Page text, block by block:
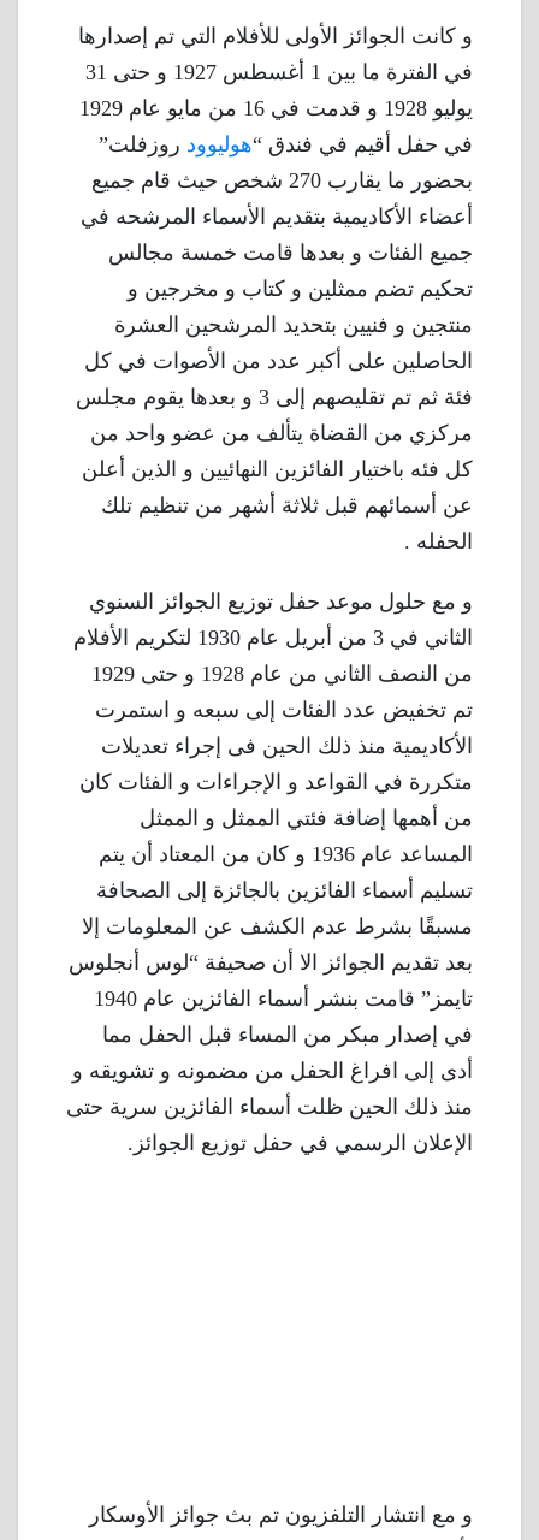
و كانت الجوائز الأولى للأفلام التي تم إصدارها
في الفترة ما بين 1 أغسطس 1927 و حتى 31
يوليو 1928 و قدمت في 16 من مايو عام 1929
في حفل أقيم في فندق “هوليوود روزفلت”
بحضور ما يقارب 270 شخص حيث قام جميع
أعضاء الأكاديمية بتقديم الأسماء المرشحه في
جميع الفئات و بعدها قامت خمسة مجالس
تحكيم تضم ممثلين و كتاب و مخرجين و
منتجين و فنيين بتحديد المرشحين العشرة
الحاصلين على أكبر عدد من الأصوات في كل
فئة ثم تم تقليصهم إلى 3 و بعدها يقوم مجلس
مركزي من القضاة يتألف من عضو واحد من
كل فئه باختيار الفائزين النهائيين و الذين أعلن
عن أسمائهم قبل ثلاثة أشهر من تنظيم تلك
الحفله .
و مع حلول موعد حفل توزيع الجوائز السنوي
الثاني في 3 من أبريل عام 1930 لتكريم الأفلام
من النصف الثاني من عام 1928 و حتى 1929
تم تخفيض عدد الفئات إلى سبعه و استمرت
الأكاديمية منذ ذلك الحين فى إجراء تعديلات
متكررة في القواعد و الإجراءات و الفئات كان
من أهمها إضافة فئتي الممثل و الممثل
المساعد عام 1936 و كان من المعتاد أن يتم
تسليم أسماء الفائزين بالجائزة إلى الصحافة
مسبقًا بشرط عدم الكشف عن المعلومات إلا
بعد تقديم الجوائز الا أن صحيفة “لوس أنجلوس
تايمز” قامت بنشر أسماء الفائزين عام 1940
في إصدار مبكر من المساء قبل الحفل مما
أدى إلى افراغ الحفل من مضمونه و تشويقه و
منذ ذلك الحين ظلت أسماء الفائزين سرية حتى
الإعلان الرسمي في حفل توزيع الجوائز.
و مع انتشار التلفزيون تم بث جوائز الأوسكار